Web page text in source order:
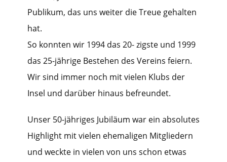
Publikum, das uns weiter die Treue gehalten
hat.
So konnten wir 1994 das 20- zigste und 1999
das 25-jährige Bestehen des Vereins feiern.
Wir sind immer noch mit vielen Klubs der
Insel und darüber hinaus befreundet.
Unser 50-jähriges Jubiläum war ein absolutes
Highlight mit vielen ehemaligen Mitgliedern
und weckte in vielen von uns schon etwas